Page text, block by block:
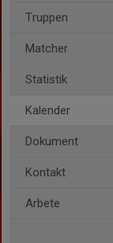
Truppen
Matcher
Statistik
Kalender
Dokument
Kontakt
Arbete